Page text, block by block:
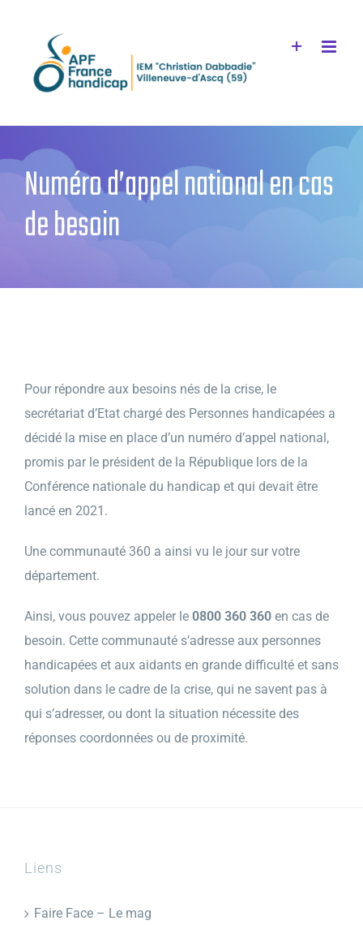
contenu
Numéro d’appel national en cas
de besoin
Pour répondre aux besoins nés de la crise, le
secrétariat d’Etat chargé des Personnes handicapées a
décidé la mise en place d’un numéro d’appel national,
promis par le président de la République lors de la
Conférence nationale du handicap et qui devait être
lancé en 2021.
Une communauté 360 a ainsi vu le jour sur votre
département.
Ainsi, vous pouvez appeler le 0800 360 360 en cas de
besoin. Cette communauté s’adresse aux personnes
handicapées et aux aidants en grande difficulté et sans
solution dans le cadre de la crise, qui ne savent pas à
qui s’adresser, ou dont la situation nécessite des
réponses coordonnées ou de proximité.
Liens
Faire Face – Le mag